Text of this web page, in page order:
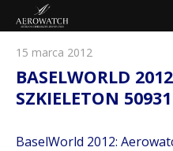
15 marca 2012
BASELWORLD
SZKIELETON
BaselWorld 2012: